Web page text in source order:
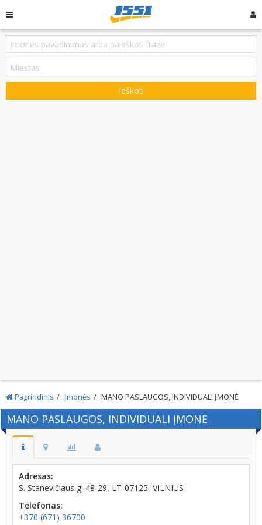
Ieškoti
Pagrindinis Įmonės MANO PASLAUGOS, INDIVIDUALI ĮMONĖ
MANO PASLAUGOS, INDIVIDUALI ĮMONĖ
Adresas:
S. Stanevičiaus g. 48-29, LT-07125, VILNIUS
Telefonas:
+370 (671) 36700